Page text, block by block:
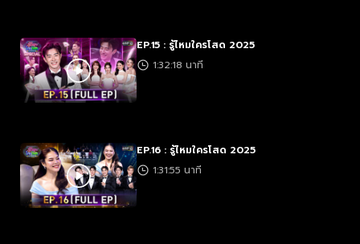
EP.15 : รู้ไหมใครโสด 2025
1:32:18 นาที
EP.16 : รู้ไหมใครโสด 2025
1:31:55 นาที